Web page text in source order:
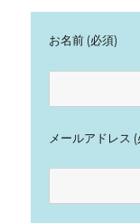
お名前 (必須)
メールアドレス (